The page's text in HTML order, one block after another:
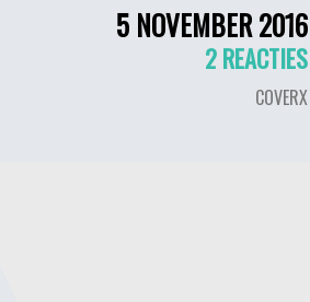
5 NOVEMBER 2016
2 REACTIES
COVERX